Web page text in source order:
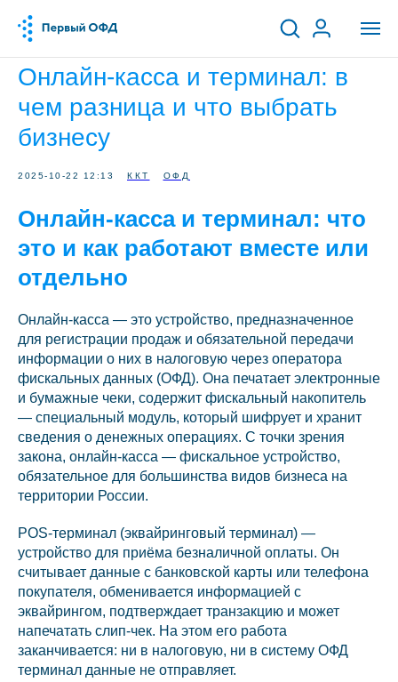
Онлайн-касса и терминал: в
чем разница и что выбрать
бизнесу
2025-10-22 12:13 ККТ ОФД
Онлайн-касса и терминал: что
это и как работают вместе или
отдельно
Онлайн-касса — это устройство, предназначенное
для регистрации продаж и обязательной передачи
информации о них в налоговую через оператора
фискальных данных (ОФД). Она печатает электронные
и бумажные чеки, содержит фискальный накопитель
— специальный модуль, который шифрует и хранит
сведения о денежных операциях. С точки зрения
закона, онлайн-касса — фискальное устройство,
обязательное для большинства видов бизнеса на
территории России.
POS-терминал (эквайринговый терминал) —
устройство для приёма безналичной оплаты. Он
считывает данные с банковской карты или телефона
покупателя, обменивается информацией с
эквайрингом, подтверждает транзакцию и может
напечатать слип-чек. На этом его работа
заканчивается: ни в налоговую, ни в систему ОФД
терминал данные не отправляет.